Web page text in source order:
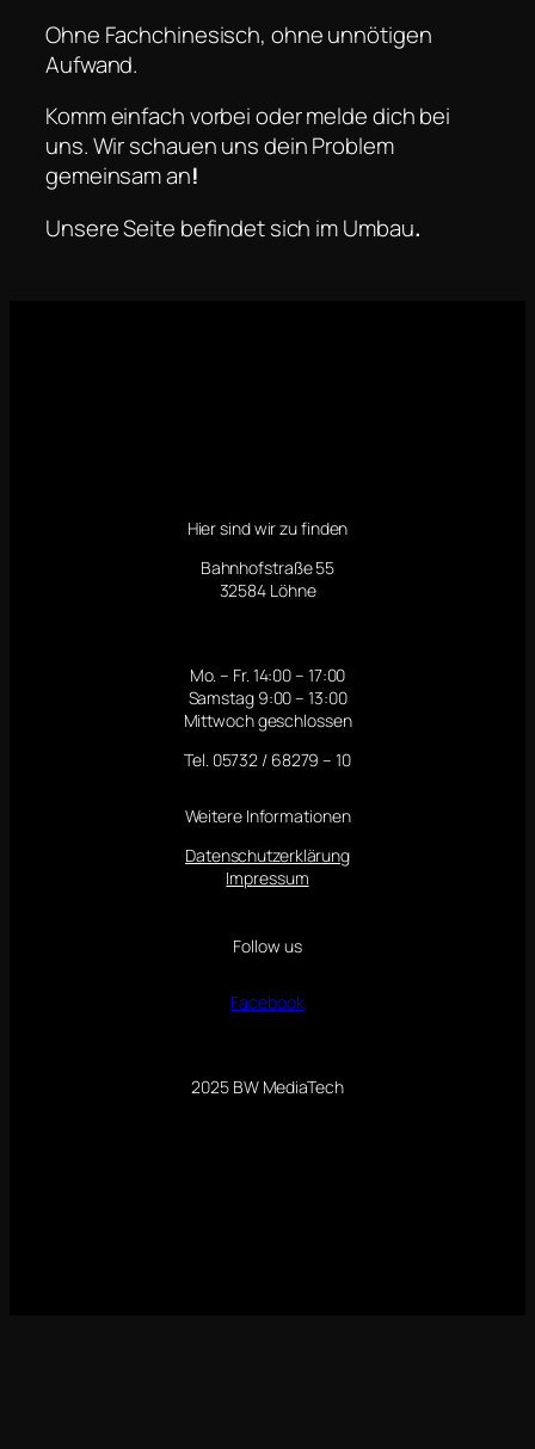
Ohne Fachchinesisch, ohne unnötigen
Aufwand.
Komm einfach vorbei oder melde dich bei
uns. Wir schauen uns dein Problem
gemeinsam an!
Unsere Seite befindet sich im Umbau.
Hier sind wir zu finden
Bahnhofstraße 55
32584 Löhne
Mo. – Fr. 14:00 – 17:00
Samstag 9:00 – 13:00
Mittwoch geschlossen
Tel. 05732 / 68279 – 10
Weitere Informationen
Datenschutzerklärung
Impressum
Follow us
Facebook
2025 BW MediaTech